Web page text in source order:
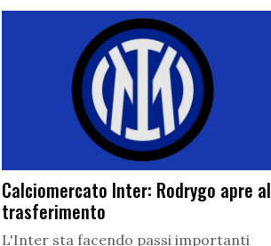
Calciomercato Inter: Rodrygo apre al
trasferimento
L'Inter sta facendo passi importanti